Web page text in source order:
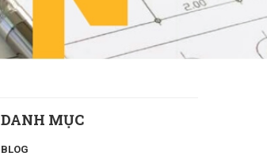
DANH MỤC
BLOG